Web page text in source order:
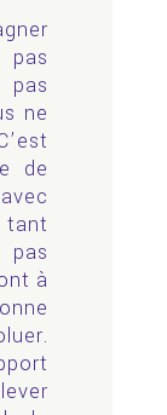
pas
pas
ne
de
à